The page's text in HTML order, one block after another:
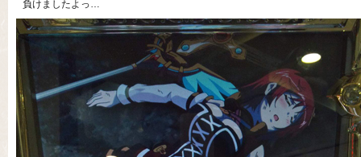
負けましたよっ…